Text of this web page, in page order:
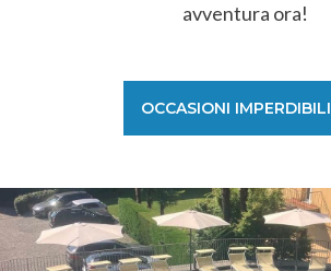
avventura ora!
OCCASIONI IMPERDIBILI